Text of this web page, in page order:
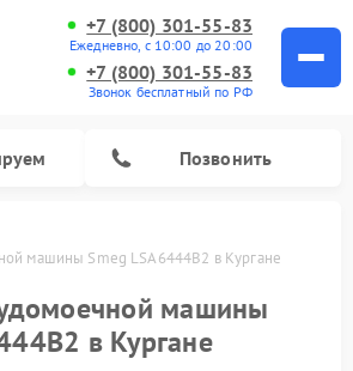
+7 (800) 301-55-83
Ежедневно, с 10:00 до 20:00
+7 (800) 301-55-83
Звонок бесплатный по РФ
Позвонить
машины Smeg LSA6444B2 в Кургане
машины
в Кургане